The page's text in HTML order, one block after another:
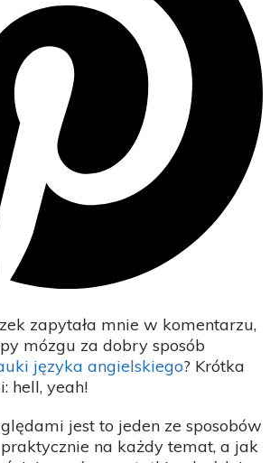
zapytała mnie w komentarzu,
mózgu za dobry sposób
języka angielskiego? Krótka
hell, yeah!
jest to jeden ze sposobów
na każdy temat, a jak